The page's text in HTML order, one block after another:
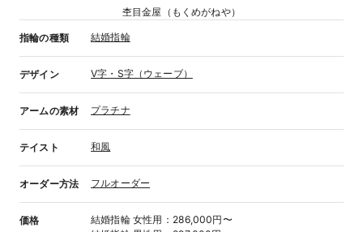
杢目金屋（もくめがねや）
指輪の種類 結婚指輪
デザイン V字・S字（ウェーブ）
アームの素材 プラチナ
テイスト 和風
オーダー方法 フルオーダー
価格 結婚指輪 女性用 ： 286,000円〜